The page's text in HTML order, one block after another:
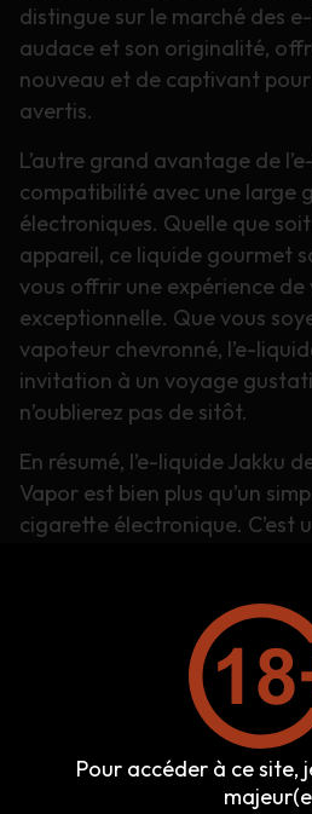
distingue sur le marché des
audace et son originalité,
nouveau et de captivant
avertis.
L’autre grand avantage de
compatibilité avec une large
électroniques. Quelle que
appareil, ce liquide gourmet
vous offrir une expérience
exceptionnelle. Que vous
vapoteur chevronné, l’e-
invitation à un voyage
n’oublierez pas de sitôt.
En résumé, l’e-liquide Jakku
Vapor est bien plus qu’un
cigarette électronique. C’est
symphonie de pop corn
et laissez-vous emporter par
qualité exceptionnelle.
moment pour découvrir
bouffée une expérience
Pour accéder à ce site,